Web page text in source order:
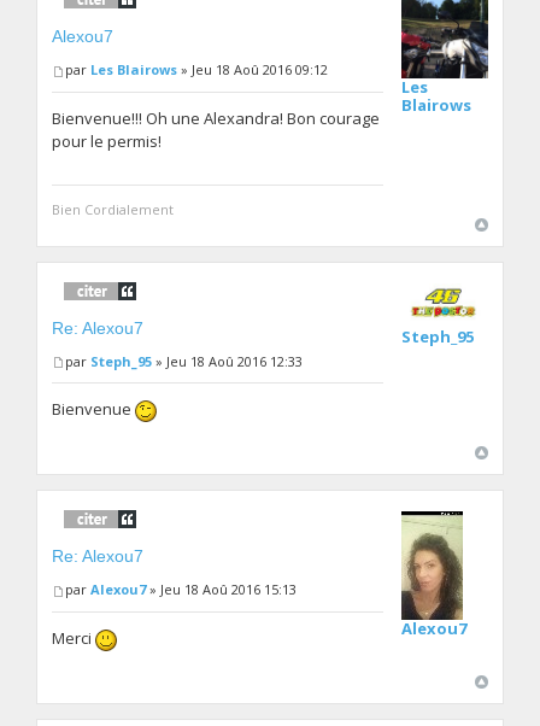
Alexou7
par Les Blairows » Jeu 18 Aoû 2016 09:12
Bienvenue!!! Oh une Alexandra! Bon courage
pour le permis!
Bien Cordialement
Les
Blairows
Re: Alexou7
par Steph_95 » Jeu 18 Aoû 2016 12:33
Bienvenue
Steph_95
Re: Alexou7
parAlexou7» Jeu 18 Aoû 2016 15:13
Merci Alexou7